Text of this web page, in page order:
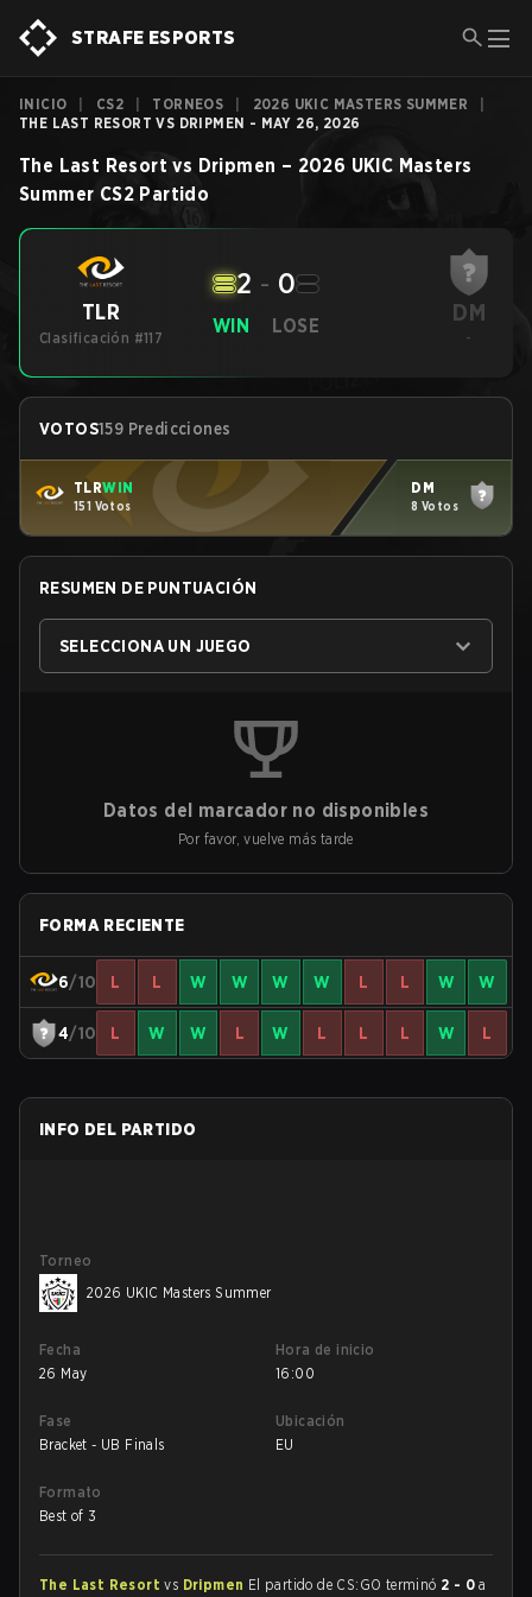
STRAFE ESPORTS
INICIO CS2 TORNEOS 2026 UKIC MASTERS SUMMER
THE LAST RESORT VS DRIPMEN - MAY 26, 2026
The Last Resort vs Dripmen – 2026 UKIC Masters
Summer CS2 Partido
TLR
Clasificación #117
WIN
2 - 0
LOSE DM
-
VOTOS159 Predicciones
TLRWIN
151 Votos
DM
8 Votos
RESUMEN DE PUNTUACIÓN
SELECCIONA UN JUEGO
Datos del marcador no disponibles
Por favor, vuelve más tarde
FORMA RECIENTE
6/10 L L W W W W L L W W
4/10 L W W L W L L L W L
INFO DEL PARTIDO
Torneo
2026 UKIC Masters Summer
Fecha
26 May
Hora de inicio
16:00
Fase
Bracket - UB Finals
Ubicación
EU
Formato
Best of 3
The Last Resortvs Dripmen El partido de CS:GO terminó 2 - 0 a